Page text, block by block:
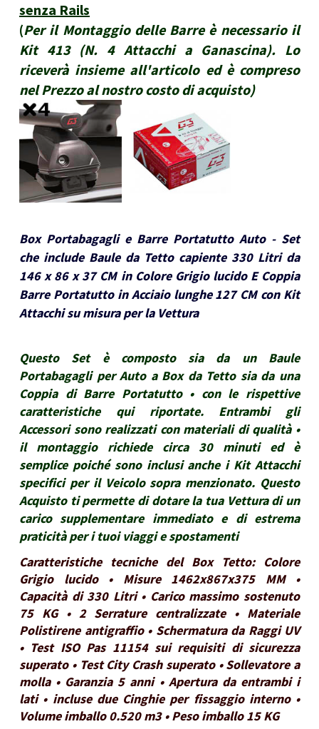
senza Rails
(Per il Montaggio delle Barre è necessario il
Kit 413 (N. 4 Attacchi a Ganascina). Lo
riceverà insieme all'articolo ed è compreso
nel Prezzo al nostro costo di acquisto)
Box Portabagagli e Barre Portatutto Auto - Set
che include Baule da Tetto capiente 330 Litri da
146 x 86 x 37 CM in Colore Grigio lucido E Coppia
Barre Portatutto in Acciaio lunghe 127 CM con Kit
Attacchi su misura per la Vettura
Questo Set è composto sia da un Baule
Portabagagli per Auto a Box da Tetto sia da una
Coppia di Barre Portatutto • con le rispettive
caratteristiche qui riportate. Entrambi gli
Accessori sono realizzati con materiali di qualità •
il montaggio richiede circa 30 minuti ed è
semplice poiché sono inclusi anche i Kit Attacchi
specifici per il Veicolo sopra menzionato. Questo
Acquisto ti permette di dotare la tua Vettura di un
carico supplementare immediato e di estrema
praticità per i tuoi viaggi e spostamenti
Caratteristiche tecniche del Box Tetto: Colore
Grigio lucido • Misure 1462x867x375 MM •
Capacità di 330 Litri • Carico massimo sostenuto
75 KG • 2 Serrature centralizzate • Materiale
Polistirene antigraffio • Schermatura da Raggi UV
• Test ISO Pas 11154 sui requisiti di sicurezza
superato • Test City Crash superato • Sollevatore a
molla • Garanzia 5 anni • Apertura da entrambi i
lati • incluse due Cinghie per fissaggio interno •
Volume imballo 0.520 m3 • Peso imballo 15 KG